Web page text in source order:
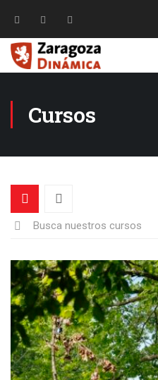
Cursos